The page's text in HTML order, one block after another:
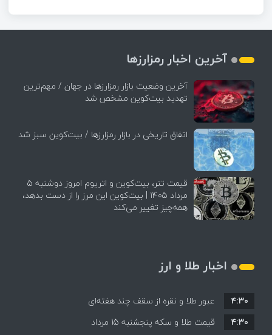
آخرین اخبار رمزارزها
آخرین وضعیت بازار رمزارزها در جهان / مهم‌ترین
تهدید بیت‌کوین مشخص شد
اتفاق تاریخی در بازار رمزارزها / بیت‌کوین سبز شد
قیمت تتر، بیت‌کوین و اتریوم امروز دوشنبه ۵
مرداد ۱۴۰۵ | بیت‌کوین این مرز را از دست بدهد،
همه‌چیز تغییر می‌کند
اخبار طلا و ارز
عبور طلا و نقره از سقف چند هفته‌ای
۴:۳۰
قیمت طلا و سکه پنجشنبه 15 مرداد
۴:۳۰